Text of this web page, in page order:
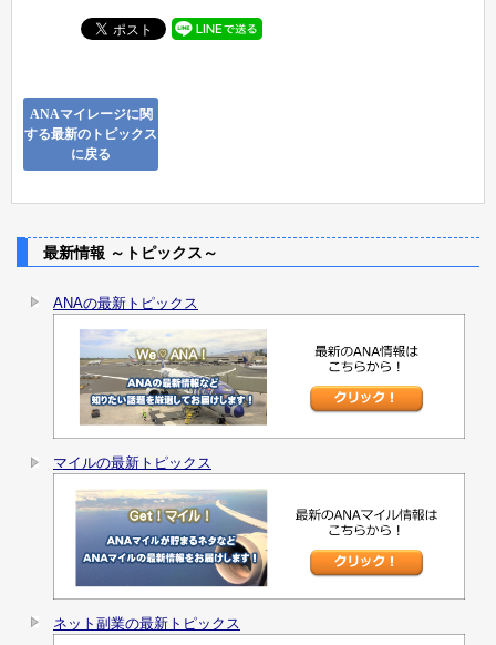
ANAマイレージに関
する最新のトピックス
に戻る
最新情報 ～トピックス～
ANAの最新トピックス
マイルの最新トピックス
ネット副業の最新トピックス